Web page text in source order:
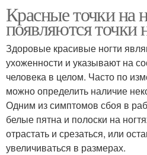
Красные точки на
появляются точки
Здоровые красивые ногти
ухоженности и указывают на
человека в целом. Часто по
можно определить наличие
Одним из симптомов сбоя в
белые пятна и полоски на
отрастать и срезаться, или
увеличиваться в размерах.